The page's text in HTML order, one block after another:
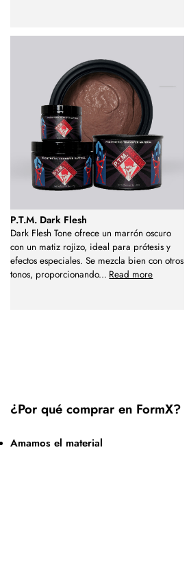
P.T.M. Dark Flesh
Dark Flesh Tone ofrece un marrón oscuro
con un matiz rojizo, ideal para prótesis y
efectos especiales. Se mezcla bien con otros
tonos, proporcionando... Read more
¿Por qué comprar en FormX?
Amamos el material